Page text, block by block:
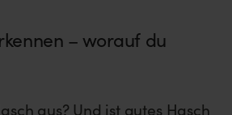
– worauf du
aus? Und ist gutes Hasch